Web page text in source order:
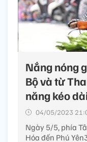
Nắng nóng
Bộ và từ
năng kéo
04/05/2023
Ngày 5/5, phía
Hóa đến Phú